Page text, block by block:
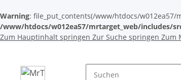
Warning: file_put_contents(/www/htdocs/
/www/htdocs/w012ea57/mrtarget_web/includes/
Zum Hauptinhalt springen Zur Suche springen Zum